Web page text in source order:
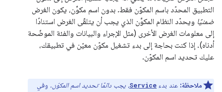
التطبيق المحدّد باسم المكوّن فقط. بدون اسم مكوِّن، يكون الغرض
ضمنيًا ويحدّد النظام المكوِّن الذي يجب أن يتلقّى الغرض استنادًا
إلى معلومات الغرض الأخرى (مثل الإجراء والبيانات والفئة الموضّحة
أدناه). إذا كنت بحاجة إلى بدء تشغيل مكوّن معيّن في تطبيقك،
عليك تحديد اسم المكوّن.
ملاحظة: عند بدء Service، يجب دائمًا تحديد اسم المكوّن. وفي